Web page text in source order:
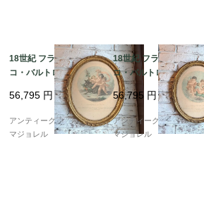
18世紀 フランチェス
コ・バルトロッツィの
銅版画が入ったオーバ
ルゴールドフレーム 7
56,795 円
アンティークギャラリー
マジョレル
18世紀 フランチェス
コ・バルトロッツィの
銅版画が入ったオーバ
ルゴールドフレーム 7
421_02
56,795 円
アンティークギャラリー
マジョレル